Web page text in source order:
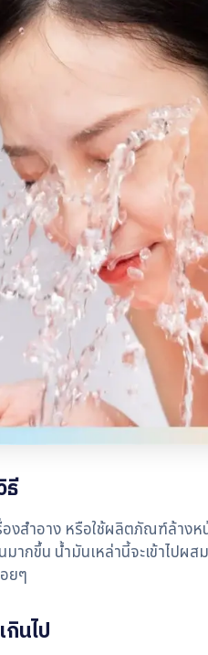
ธี
องสำอาง หรือใช้ผลิตภัณฑ์ล้าง
ากขึ้น น้ำมันเหล่านี้จะเข้าไปผ
ยๆ
นไป